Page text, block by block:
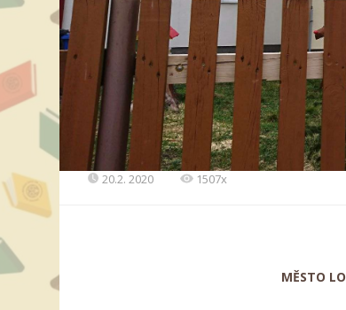
20.2. 2020 1507x
MĚSTO